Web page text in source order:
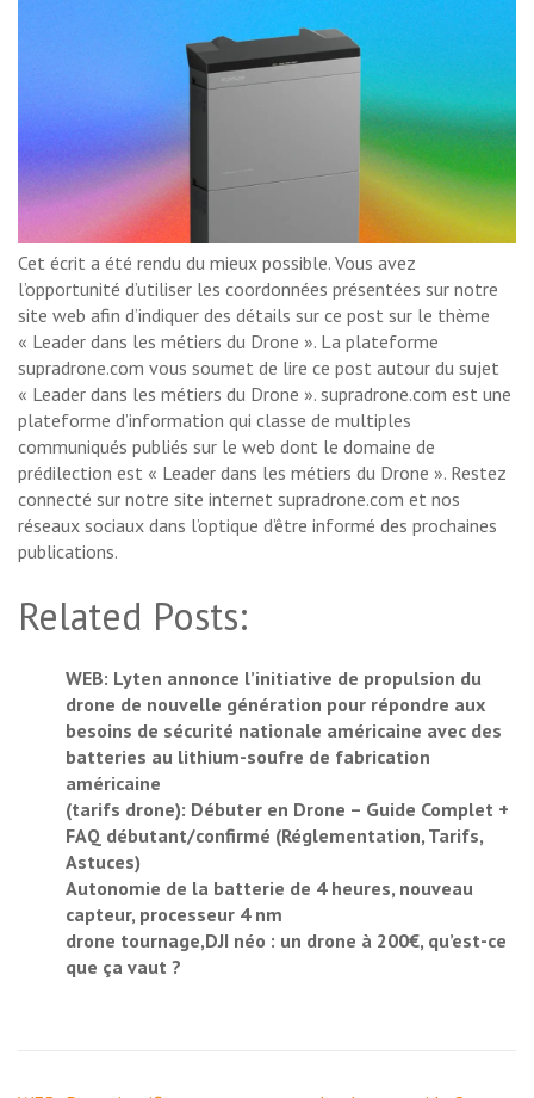
Cet écrit a été rendu du mieux possible. Vous avez
l’opportunité d’utiliser les coordonnées présentées sur notre
site web afin d’indiquer des détails sur ce post sur le thème
« Leader dans les métiers du Drone ». La plateforme
supradrone.com vous soumet de lire ce post autour du sujet
« Leader dans les métiers du Drone ». supradrone.com est une
plateforme d’information qui classe de multiples
communiqués publiés sur le web dont le domaine de
prédilection est « Leader dans les métiers du Drone ». Restez
connecté sur notre site internet supradrone.com et nos
réseaux sociaux dans l’optique d’être informé des prochaines
publications.
Related Posts:
WEB: Lyten annonce l’initiative de propulsion du
drone de nouvelle génération pour répondre aux
besoins de sécurité nationale américaine avec des
batteries au lithium-soufre de fabrication
américaine
(tarifs drone): Débuter en Drone – Guide Complet +
FAQ débutant/confirmé (Réglementation, Tarifs,
Astuces)
Autonomie de la batterie de 4 heures, nouveau
capteur, processeur 4 nm
drone tournage,DJI néo : un drone à 200€, qu’est-ce
que ça vaut ?